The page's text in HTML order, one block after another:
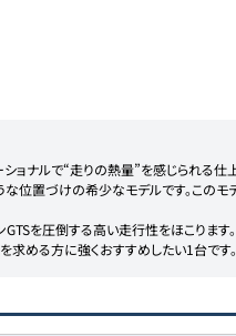
ョナルで“走りの熱量”を感じられる仕
な位置づけの希少なモデルです。この
を圧倒する高い走行性をほこります。
求める方に強くおすすめしたい1台です。